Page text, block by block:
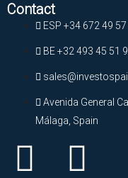
Contact
ESP +34 672 49
BE +32 493 45 51
Avenida General
Málaga, Spain